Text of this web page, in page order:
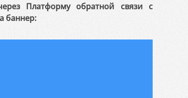
Платформу обратной связи с
баннер: